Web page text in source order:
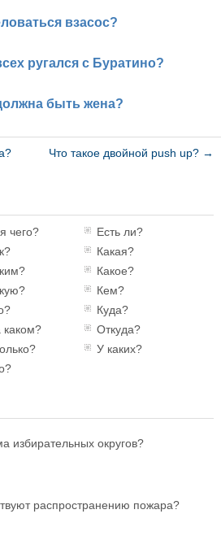
взасос?
ругался с Буратино?
быть жена?
Что такое двойной push up? →
чего?
Есть ли?
Какая?
Какое?
Кем?
Куда?
каком?
Откуда?
У каких?
избирательных округов?
распространению пожара?